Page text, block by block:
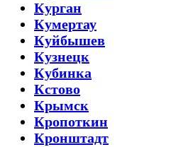
Курган
Кумертау
Куйбышев
Кузнецк
Кубинка
Кстово
Крымск
Кропоткин
Кронштадт